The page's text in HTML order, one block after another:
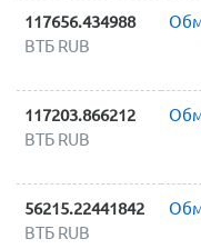
117656.434988
ВТБ RUB
117203.866212
ВТБ RUB
56215.22441842
ВТБ RUB